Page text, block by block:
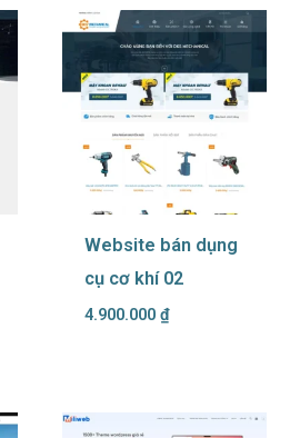
Website bán dụng
cụ cơ khí 02
4.900.000 ₫